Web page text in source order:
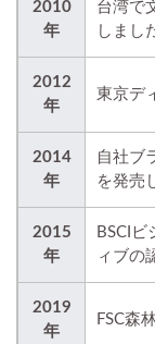
2010
年
台湾で
しまし
2012
年
東京デ
2014
年
自社ブ
を発売
2015
年
BSCI
ィブの
2019
年
FSC森